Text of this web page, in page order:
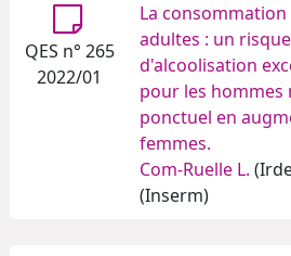
QES n° 265
2022/01
La
adultes : un
d'alcoolisation
pour les hommes
ponctuel en
femmes.
Com-Ruelle L.
(Inserm)